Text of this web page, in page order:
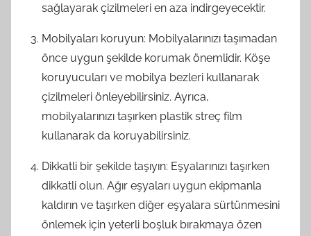
sağlayarak çizilmeleri en aza indirgeyecektir.
Mobilyaları koruyun: Mobilyalarınızı taşımadan
önce uygun şekilde korumak önemlidir. Köşe
koruyucuları ve mobilya bezleri kullanarak
çizilmeleri önleyebilirsiniz. Ayrıca,
mobilyalarınızı taşırken plastik streç film
kullanarak da koruyabilirsiniz.
Dikkatli bir şekilde taşıyın: Eşyalarınızı taşırken
dikkatli olun. Ağır eşyaları uygun ekipmanla
kaldırın ve taşırken diğer eşyalara sürtünmesini
önlemek için yeterli boşluk bırakmaya özen